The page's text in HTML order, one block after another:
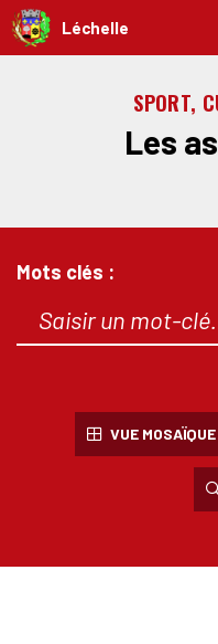
Léchelle
SPORT,
Les
Mots clés :
VUE MOSAÏQUE